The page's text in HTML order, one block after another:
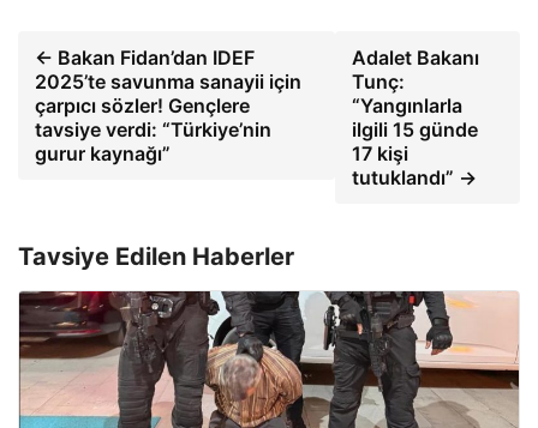
← Bakan Fidan’dan IDEF
2025’te savunma sanayii için
çarpıcı sözler! Gençlere
tavsiye verdi: “Türkiye’nin
gurur kaynağı”
Adalet Bakanı
Tunç:
“Yangınlarla
ilgili 15 günde
17 kişi
tutuklandı” →
Tavsiye Edilen Haberler